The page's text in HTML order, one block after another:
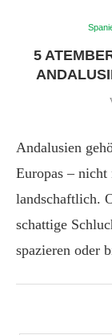
5
Andalusien
Europas –
landschaftlich.
schattige
spazieren oder